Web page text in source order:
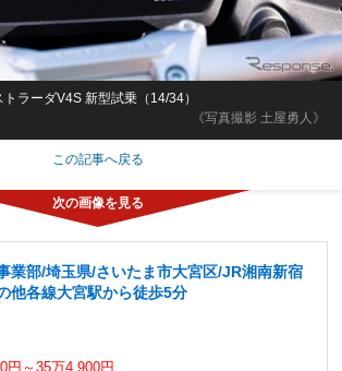
《写真撮影 土屋勇人》
ラーダV4S 新型試乗（14/34）
この記事へ戻る
業部/埼玉県/さいたま市大宮区/JR湘南新宿
他各線大宮駅から徒歩5分
円～35万4,900円